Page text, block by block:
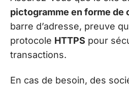
pictogramme en forme de
barre d’adresse, preuve
protocole HTTPS pour
transactions.
En cas de besoin, des